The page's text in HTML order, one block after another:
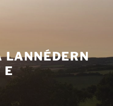
LANNÉDERN
E